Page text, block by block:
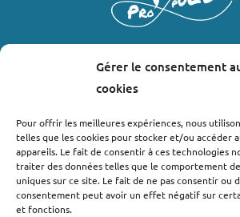
Gérer le consentement
cookies
Pour offrir les meilleures expériences, nous
telles que les cookies pour stocker et/ou accéder
appareils. Le fait de consentir à ces technologies
traiter des données telles que le comportement
uniques sur ce site. Le fait de ne pas consentir ou
consentement peut avoir un effet négatif sur
et fonctions.
Où nous trouver ?
Bollène
Nyons
Valréas